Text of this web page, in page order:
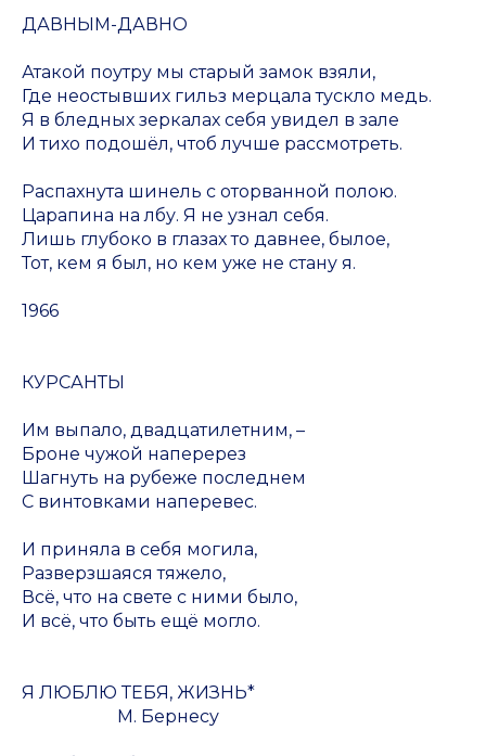
ДАВНЫМ-ДАВНО
Атакой поутру мы старый замок взяли,
Где неостывших гильз мерцала тускло медь.
Я в бледных зеркалах себя увидел в зале
И тихо подошёл, чтоб лучше рассмотреть.
Распахнута шинель с оторванной полою.
Царапина на лбу. Я не узнал себя.
Лишь глубоко в глазах то давнее, былое,
Тот, кем я был, но кем уже не стану я.
1966
КУРСАНТЫ
Им выпало, двадцатилетним, –
Броне чужой наперерез
Шагнуть на рубеже последнем
С винтовками наперевес.
И приняла в себя могила,
Разверзшаяся тяжело,
Всё, что на свете с ними было,
И всё, что быть ещё могло.
Я ЛЮБЛЮ ТЕБЯ, ЖИЗНЬ*
М. Бернесу